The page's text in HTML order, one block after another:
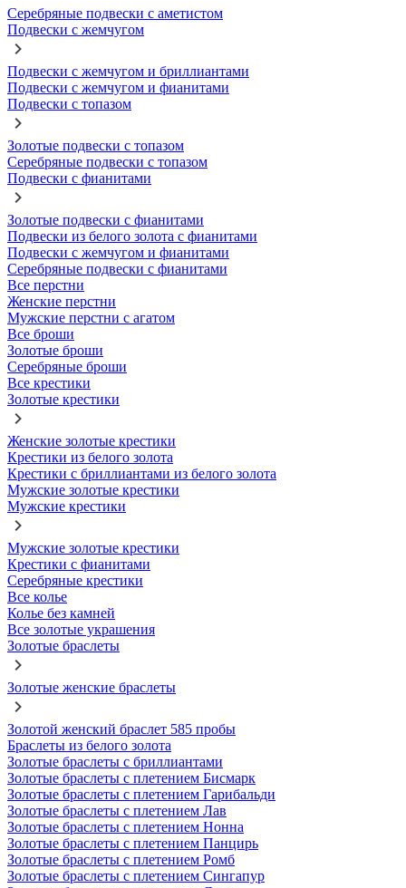
Серебряные подвески с аметистом
Подвески с жемчугом
Подвески с жемчугом и бриллиантами
Подвески с жемчугом и фианитами
Подвески с топазом
Золотые подвески с топазом
Серебряные подвески с топазом
Подвески с фианитами
Золотые подвески с фианитами
Подвески из белого золота с фианитами
Подвески с жемчугом и фианитами
Серебряные подвески с фианитами
Все перстни
Женские перстни
Мужские перстни с агатом
Все броши
Золотые броши
Серебряные броши
Все крестики
Золотые крестики
Женские золотые крестики
Крестики из белого золота
Крестики с бриллиантами из белого золота
Мужские золотые крестики
Мужские крестики
Мужские золотые крестики
Крестики с фианитами
Серебряные крестики
Все колье
Колье без камней
Все золотые украшения
Золотые браслеты
Золотые женские браслеты
Золотой женский браслет 585 пробы
Браслеты из белого золота
Золотые браслеты с бриллиантами
Золотые браслеты с плетением Бисмарк
Золотые браслеты с плетением Гарибальди
Золотые браслеты с плетением Лав
Золотые браслеты с плетением Нонна
Золотые браслеты с плетением Панцирь
Золотые браслеты с плетением Ромб
Золотые браслеты с плетением Сингапур